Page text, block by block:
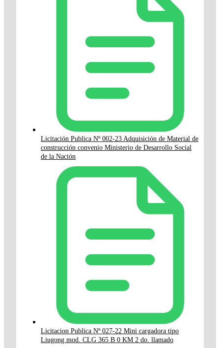
Licitación Publica Nº 002-23 Adquisición de Material de
construcción convenio Ministerio de Desarrollo Social
de la Nación
Licitacion Publica Nº 027-22 Mini cargadora tipo
Liugong mod. CLG 365 B 0 KM 2 do. llamado